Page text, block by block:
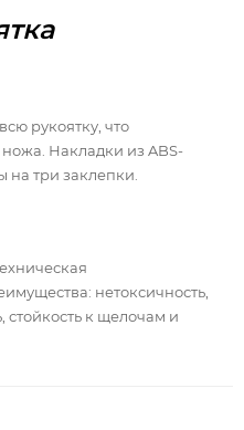
рукоятку, что
Накладки из ABS-
на три заклепки.
нетоксичность,
стойкость к щелочам и